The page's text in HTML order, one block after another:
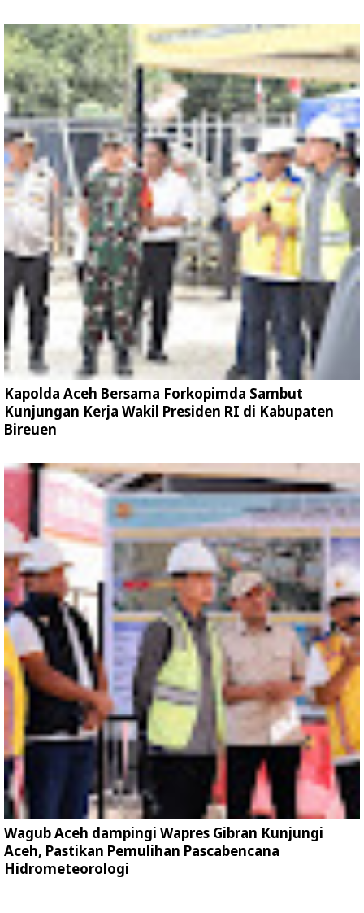
Kapolda Aceh Bersama Forkopimda Sambut
Kunjungan Kerja Wakil Presiden RI di Kabupaten
Bireuen
Wagub Aceh dampingi Wapres Gibran Kunjungi
Aceh, Pastikan Pemulihan Pascabencana
Hidrometeorologi